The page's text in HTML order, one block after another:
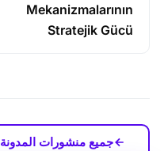
Mekanizmalarının
Stratejik Gücü
جميع منشورات المدونة